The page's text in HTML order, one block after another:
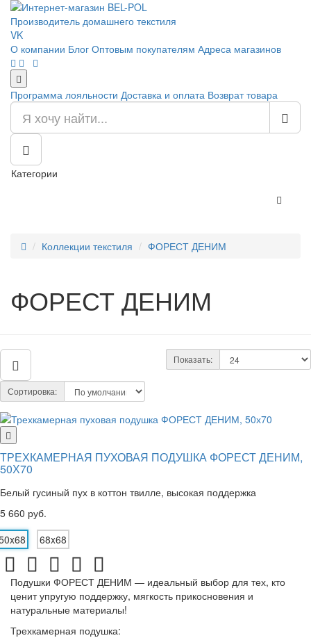
Производитель домашнего текстиля
VK
О компании Блог Оптовым покупателям Адреса магазинов
Программа лояльности Доставка и оплата Возврат товара
Категории
Коллекции текстиля ФОРЕСТ ДЕНИМ
ФОРЕСТ ДЕНИМ
Сортировка:
Показать:
ТРЕХКАМЕРНАЯ ПУХОВАЯ ПОДУШКА ФОРЕСТ ДЕНИМ,
50Х70
Белый гусиный пух в коттон твилле, высокая поддержка
5 660 руб.
68x68
Подушки ФОРЕСТ ДЕНИМ — идеальный выбор для тех, кто
ценит упругую поддержку, мягкость прикосновения и
натуральные материалы!
Трехкамерная подушка: